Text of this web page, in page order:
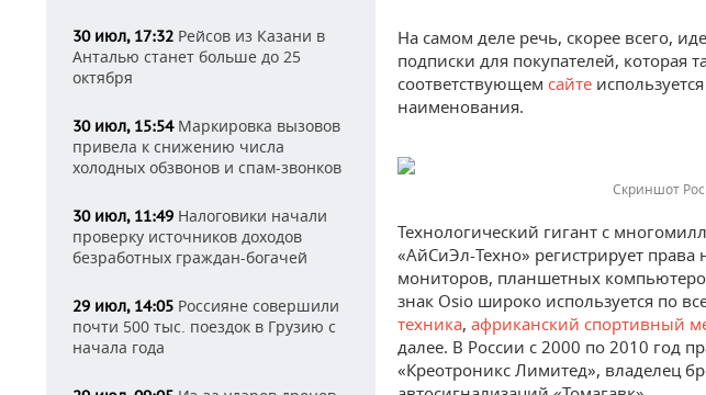
30 июл, 17:32 Рейсов из Казани в
Анталью станет больше до 25
октября
30 июл, 15:54Маркировка вызовов
привела к снижению числа
холодных обзвонов и спам-звонков
30 июл, 11:49 Налоговики начали
проверку источников доходов
безработных граждан-богачей
29 июл, 14:05 Россияне совершили
почти 500 тыс. поездок в Грузию с
начала года
На самом деле речь, скорее всего,
подписки для покупателей, которая
соответствующем сайте
наименования.
Скриншот
Технологический гигант с
«АйСиЭл-Техно» регистрирует
мониторов, планшетных
знак Osio широко используется по
техника, африканский спортивный
далее. В России с 2000 по 2010 год
«Креотроникс Лимитед», владелец